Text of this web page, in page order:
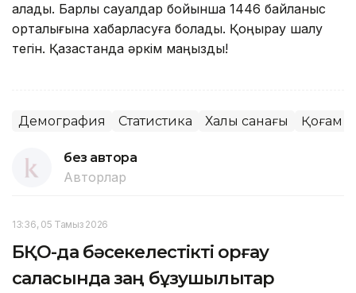
алады. Барлық сауалдар бойынша 1446 байланыс
орталығына хабарласуға болады. Қоңырау шалу
тегін. Қазақстанда әркім маңызды!
Демография Статистика Халық санағы Қоғам
без автора
Авторлар
13:36, 05 Тамыз 2026
БҚО-да бәсекелестікті қорғау
саласында заң бұзушылықтар